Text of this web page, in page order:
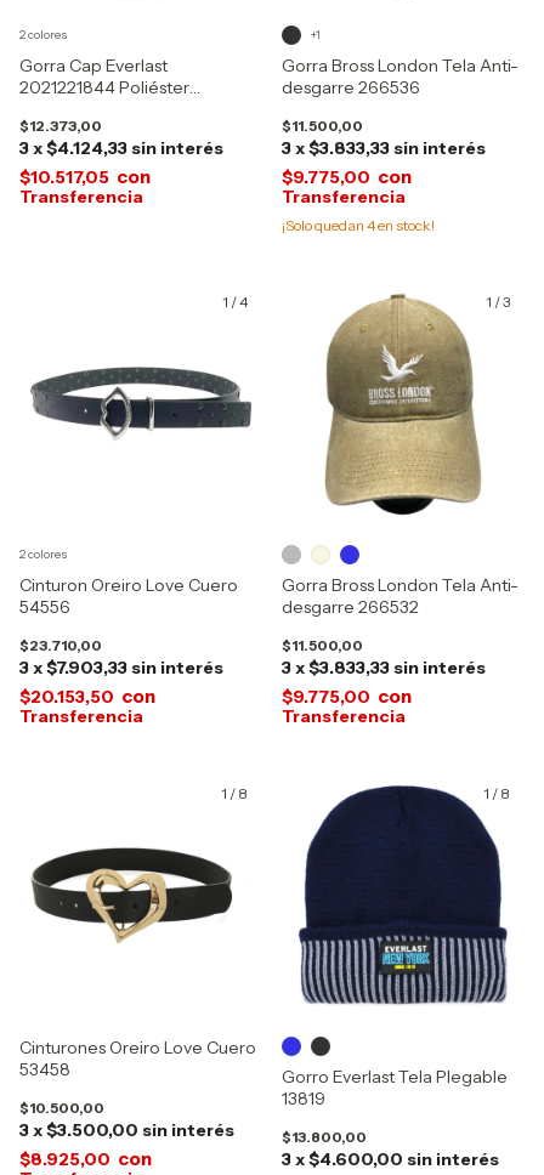
Gorra Cap Everlast
2021221844 Poliéster
$12.373,00
3x$4.124,33 sin interés
$10.517,05 con
2 colores
Gorra Bross London Tela Anti-
desgarre 266536
$11.500,00
3x$3.833,33 sin interés
$9.775,00 con
¡Solo quedan 4en stock!
+1
1 /4
Cinturon Oreiro Love Cuero
54556
$23.710,00
3x$7.903,33 sin interés
$20.153,50 con
2 colores
1 /3
Gorra Bross London Tela Anti-
desgarre 266532
$11.500,00
3x$3.833,33 sin interés
$9.775,00 con
1 / 8
Cinturones Oreiro Love Cuero
53458
$10.500,00
3x$3.500,00 sin interés
$8.925,00 con
1 / 8
Gorro Everlast Tela Plegable
13819
$13.800,00
3x$4.600,00 sin interés